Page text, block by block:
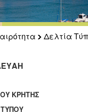
Δελτία
ΚΡΗΤΗΣ